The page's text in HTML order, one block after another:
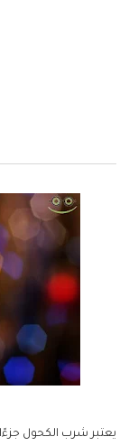
يعتبر شرب الكحول